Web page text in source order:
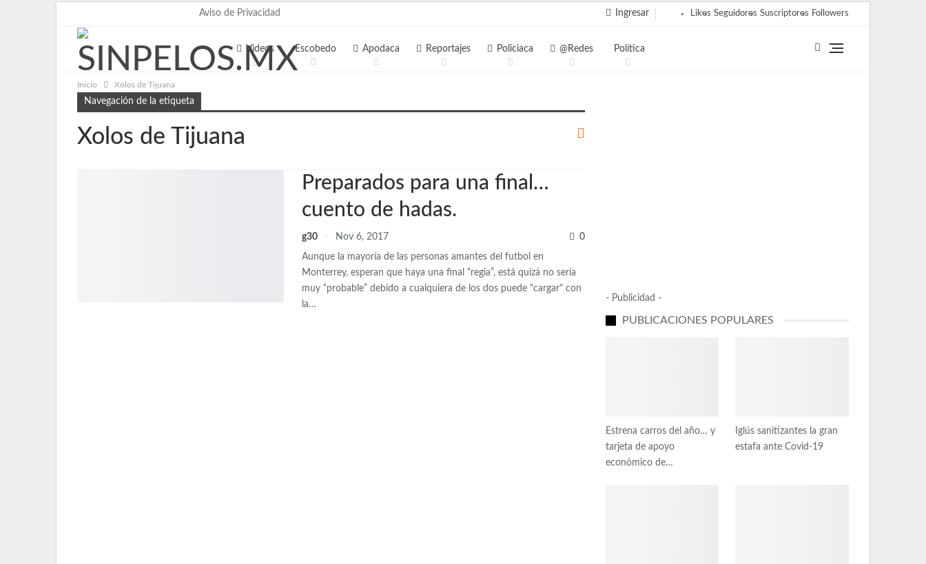
Likes Seguidores Suscriptores Followers
Ingresar
Aviso de Privacidad
Videos Escobedo Apodaca Reportajes Policiaca @Redes Política
Inicio Xolos de Tijuana
Navegación de la etiqueta
Xolos de Tijuana
Preparados para una final…
cuento de hadas.
g30 Nov 6, 2017 0
Aunque la mayoría de las personas amantes del futbol en
Monterrey, esperan que haya una final “regia”, está quizá no sería
muy “probable” debido a cualquiera de los dos puede "cargar" con
la…
- Publicidad -
PUBLICACIONES POPULARES
Estrena carros del año… y
tarjeta de apoyo
económico de…
Iglús sanitizantes la gran
estafa ante Covid-19